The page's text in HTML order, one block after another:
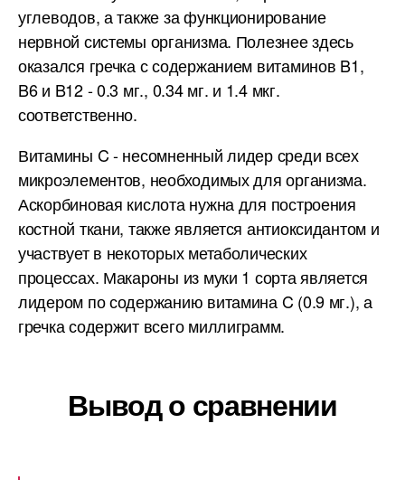
углеводов, а также за функционирование
нервной системы организма. Полезнее здесь
оказался гречка с содержанием витаминов B1,
B6 и B12 - 0.3 мг., 0.34 мг. и 1.4 мкг.
соответственно.
Витамины C - несомненный лидер среди всех
микроэлементов, необходимых для организма.
Аскорбиновая кислота нужна для построения
костной ткани, также является антиоксидантом и
участвует в некоторых метаболических
процессах. Макароны из муки 1 сорта является
лидером по содержанию витамина C (0.9 мг.), а
гречка содержит всего миллиграмм.
Вывод о сравнении